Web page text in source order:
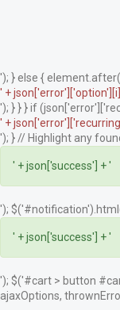
'); } else {
' +
'); } } } if
' +
'); } // Highlight any
' + json['success'] + '
');
' + json['success'] + '
'); $('#cart > button
ajaxOptions,